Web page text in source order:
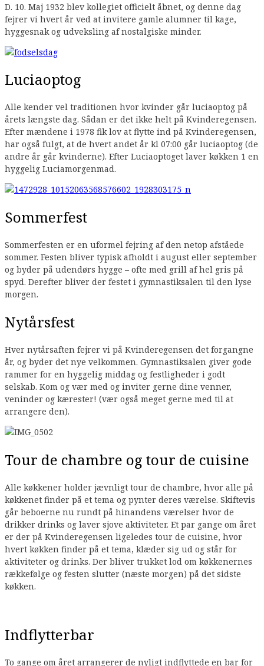
D. 10. Maj 1932 blev kollegiet officielt åbnet, og denne dag
fejrer vi hvert år ved at invitere gamle alumner til kage,
hyggesnak og udveksling af nostalgiske minder.
Luciaoptog
Alle kender vel traditionen hvor kvinder går luciaoptog på
årets længste dag. Sådan er det ikke helt på Kvinderegensen.
Efter mændene i 1978 fik lov at flytte ind på Kvinderegensen,
har også fulgt, at de hvert andet år kl 07:00 går luciaoptog (de
andre år går kvinderne). Efter Luciaoptoget laver køkken 1 en
hyggelig Luciamorgenmad.
Sommerfest
Sommerfesten er en uformel fejring af den netop afståede
sommer. Festen bliver typisk afholdt i august eller september
og byder på udendørs hygge – ofte med grill af hel gris på
spyd. Derefter bliver der festet i gymnastiksalen til den lyse
morgen.
Nytårsfest
Hver nytårsaften fejrer vi på Kvinderegensen det forgangne
år, og byder det nye velkommen. Gymnastiksalen giver gode
rammer for en hyggelig middag og festligheder i godt
selskab. Kom og vær med og inviter gerne dine venner,
veninder og kærester! (vær også meget gerne med til at
arrangere den).
Tour de chambre og tour de cuisine
Alle køkkener holder jævnligt tour de chambre, hvor alle på
køkkenet finder på et tema og pynter deres værelse. Skiftevis
går beboerne nu rundt på hinandens værelser hvor de
drikker drinks og laver sjove aktiviteter. Et par gange om året
er der på Kvinderegensen ligeledes tour de cuisine, hvor
hvert køkken finder på et tema, klæder sig ud og står for
aktiviteter og drinks. Der bliver trukket lod om køkkenernes
rækkefølge og festen slutter (næste morgen) på det sidste
køkken.
Indflytterbar
To gange om året arrangerer de nyligt indflyttede en bar for